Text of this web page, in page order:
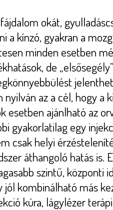
okát,
a kínzó, gyakran a
minden esetben
de
nyilván az a cél, hogy a
esetben ajánlható az
gyakorlatilag egy
csak helyi
áthangoló hatás is.
szintű, központi
jól kombinálható más
kúra, lágylézer